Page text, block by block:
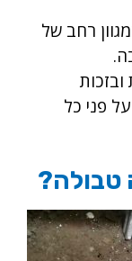
רחב של
ובזכות
פני כל